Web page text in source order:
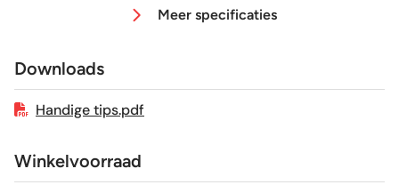
Gerectificeerd Ja
Meer specificaties
Downloads
Handige tips.pdf
Winkelvoorraad